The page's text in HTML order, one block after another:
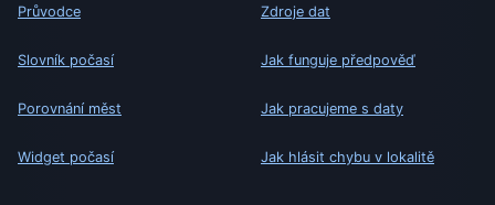
Průvodce
Slovník počasí
Porovnání měst
Widget počasí
Zdroje dat
Jak funguje předpověď
Jak pracujeme s daty
Jak hlásit chybu v lokalitě